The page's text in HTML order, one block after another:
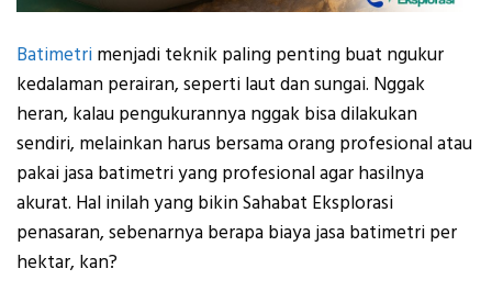
Batimetri menjadi teknik paling penting buat ngukur
kedalaman perairan, seperti laut dan sungai. Nggak
heran, kalau pengukurannya nggak bisa dilakukan
sendiri, melainkan harus bersama orang profesional atau
pakai jasa batimetri yang profesional agar hasilnya
akurat. Hal inilah yang bikin Sahabat Eksplorasi
penasaran, sebenarnya berapa biaya jasa batimetri per
hektar, kan?